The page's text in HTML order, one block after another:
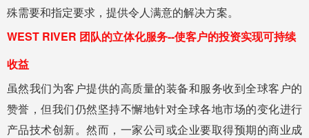
殊需要和指定要求，提供令人满意的解决方案。
WEST RIVER 团队的立体化服务--使客户的投资实现可持续
收益
虽然我们为客户提供的高质量的装备和服务收到全球客户的
赞誉，但我们仍然坚持不懈地针对全球各地市场的变化进行
产品技术创新。然而，一家公司或企业要取得预期的商业成